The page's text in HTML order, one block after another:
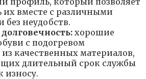
их вместе с различными
без неудобств.
хорошие
с подогревом
качественных материалов,
длительный срок службы
износу.